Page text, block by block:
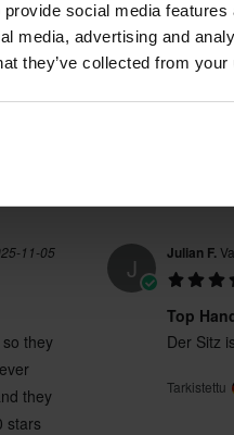
social media
media, advertising and
they’ve collected from
mm
mm
(0)
11-05
they
they
stars
J Julian F.
Top
Der Sitz
Tarkistettu